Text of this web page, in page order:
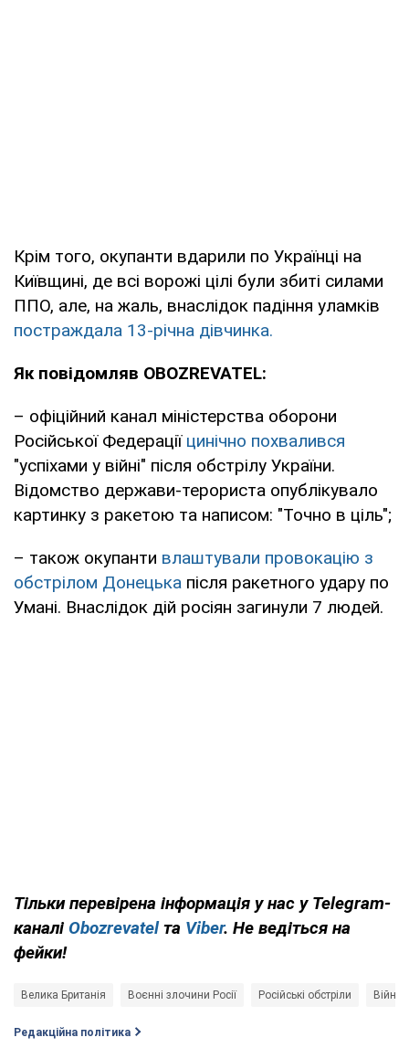
Крім того, окупанти вдарили по Українці на
Київщині, де всі ворожі цілі були збиті силами
ППО, але, на жаль, внаслідок падіння уламків
постраждала 13-річна дівчинка.
Як повідомляв OBOZREVATEL:
– офіційний канал міністерства оборони
Російської Федерації цинічно похвалився
"успіхами у війні" після обстрілу України.
Відомство держави-терориста опублікувало
картинку з ракетою та написом: "Точно в ціль";
– також окупанти влаштували провокацію з
обстрілом Донецька після ракетного удару по
Умані. Внаслідок дій росіян загинули 7 людей.
Тільки перевірена інформація у нас у Telegram-
каналі Obozrevatelта Viber. Не ведіться на
фейки!
Велика Британія Воєнні злочини Росії Російські обстріли Війна
Редакційна політика